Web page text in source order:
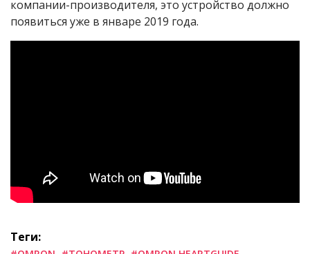
компании-производителя, это устройство должно
появиться уже в январе 2019 года.
Теги: